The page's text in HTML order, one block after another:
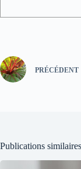
PRÉCÉDENT
Publications similaires